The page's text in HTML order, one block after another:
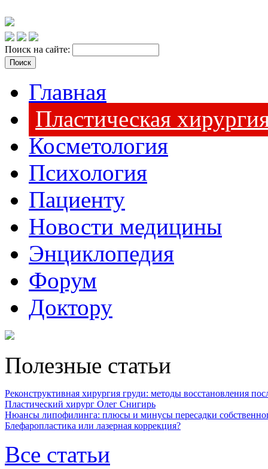
Поиск на сайте:
Главная
Пластическая
Косметология
Психология
Пациенту
Новости медицины
Энциклопедия
Форум
Доктору
Полезные статьи
Реконструктивная хирургия груди: методы восстановления
Пластический хирург Олег Снигирь
Нюансы липофилинга: плюсы и минусы пересадки
Блефаропластика или лазерная коррекция?
Все статьи